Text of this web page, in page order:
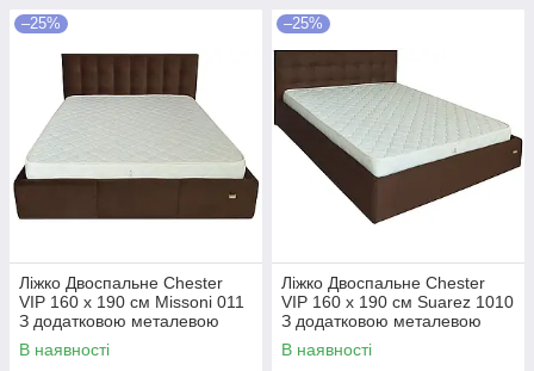
–25%
Ліжко Двоспальне Chester
VIP 160 х 190 см Missoni 011
З додатковою металевою
цільнозварною рамою
Темно-коричневий
В наявності
–25%
Ліжко Двоспальне Chester
VIP 160 х 190 см Suarez 1010
З додатковою металевою
цільнозварною рамою
Коричневий
В наявності